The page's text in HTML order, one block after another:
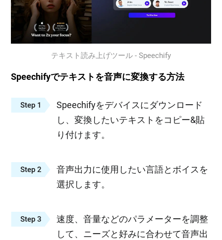
テキスト読み上げツール - Speechify
Speechifyでテキストを音声に変換する方法
Step 1
Speechifyをデバイスにダウンロード
し、変換したいテキストをコピー&貼
り付けます。
Step 2
音声出力に使用したい言語とボイスを
選択します。
Step 3
速度、音量などのパラメーターを調整
して、ニーズと好みに合わせて音声出